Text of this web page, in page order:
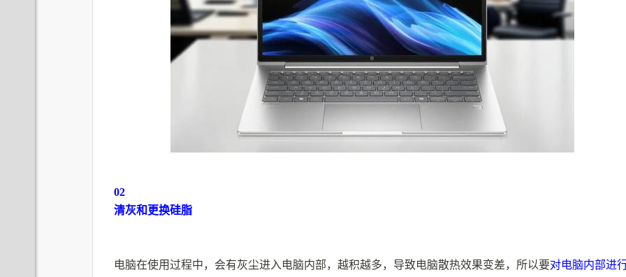
02
清灰和更换硅脂
电脑在使用过程中，会有灰尘进入电脑内部，越积越多，导致电脑散热效果变差，所以要对电脑内部进